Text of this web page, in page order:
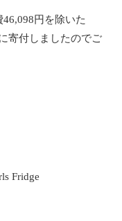
円を除いた
寄付しましたのでご
Fridge